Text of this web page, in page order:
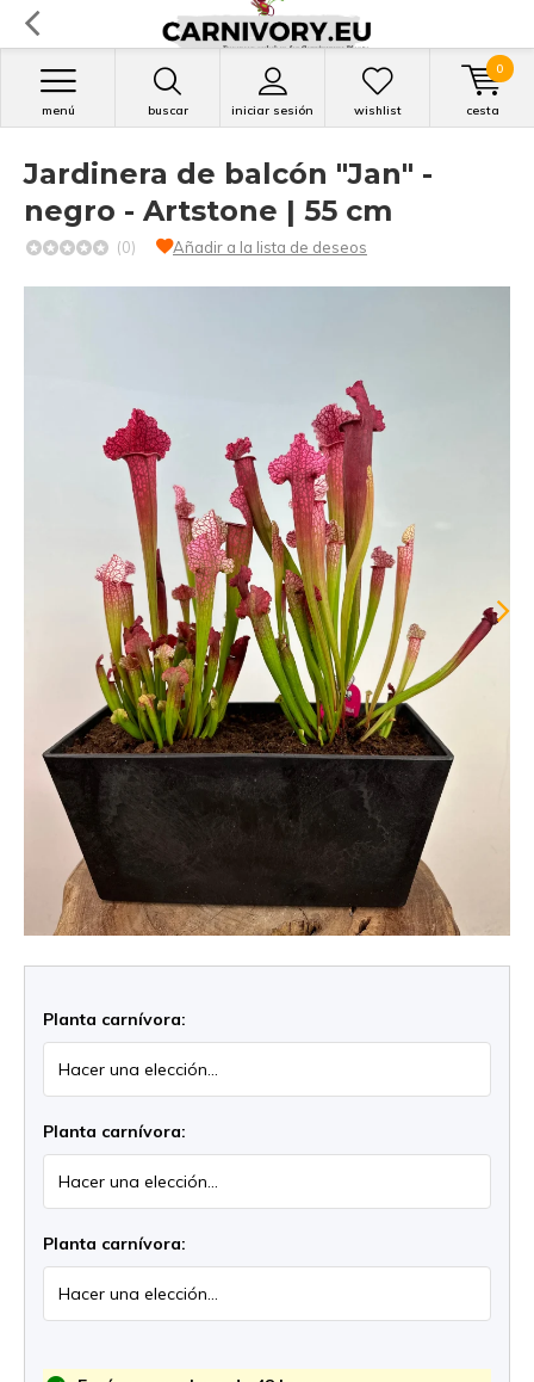
buscar iniciar sesión
menú wishlist cesta
0
Jardinera de balcón "Jan" -
negro - Artstone | 55 cm
(0) Añadir a la lista de deseos
Planta carnívora:
Planta carnívora:
Planta carnívora: